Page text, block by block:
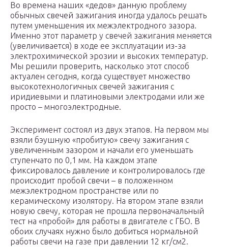
Во времена наших «дедов» данную проблему
обычных свечей зажигания иногда удалось решать
путем уменьшения их межэлектродного зазора.
Именно этот параметр у свечей зажигания меняется
(увеличивается) в ходе ее эксплуатации из-за
электрохимической эрозии и высоких температур.
Мы решили проверить, насколько этот способ
актуален сегодня, когда существует множество
высокотехнологичных свечей зажигания с
иридиевыми и платиновыми электродами или же
просто – многоэлектродные.
Эксперимент состоял из двух этапов. На первом мы
взяли бэушную «пробитую» свечу зажигания с
увеличенным зазором и начали его уменьшать
ступенчато по 0,1 мм. На каждом этапе
фиксировалось давление и контролировалось где
происходит пробой свечи – в положенном
межэлектродном пространстве или по
керамическому изолятору. На втором этапе взяли
новую свечу, которая не прошла первоначальный
тест на «пробой» для работы в двигателе с ГБО. В
обоих случаях нужно было добиться нормальной
работы свечи на газе при давлении 12 кг/см2.